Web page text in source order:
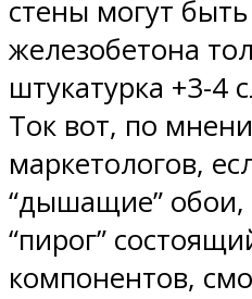
стены могут
железобетона
штукатурка +3-4
Ток вот, по
маркетологов,
“дышащие” обои,
“пирог”
компонентов,